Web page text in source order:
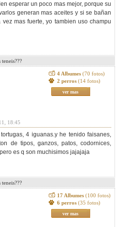
esperar un poco mas mejor, porque su
generan mas aceites y si se bañan
mas fuerte, yo tambien uso champu
4 Albumes (70 fotos)
2 perros (14 fotos)
ver mas
18:45
4 iguanas.y he tenido faisanes,
de tipos, ganzos, patos, codornices,
es q son muchisimos jajajaja
17 Albumes (100 fotos)
6 perros (35 fotos)
ver mas